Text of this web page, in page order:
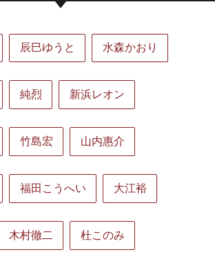
辰巳ゆうと 水森かおり
純烈 新浜レオン
竹島宏 山内惠介
福田こうへい 大江裕
木村徹二 杜このみ